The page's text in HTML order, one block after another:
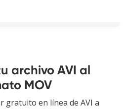
archivo AVI al
MOV
gratuito en línea de AVI a